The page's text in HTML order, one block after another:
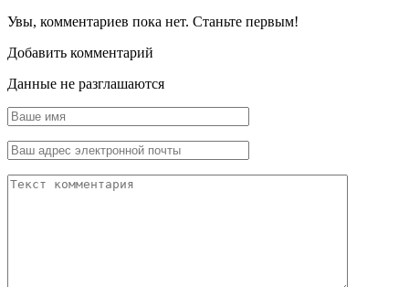
Увы, комментариев пока нет. Станьте первым!
Добавить комментарий
Данные не разглашаются